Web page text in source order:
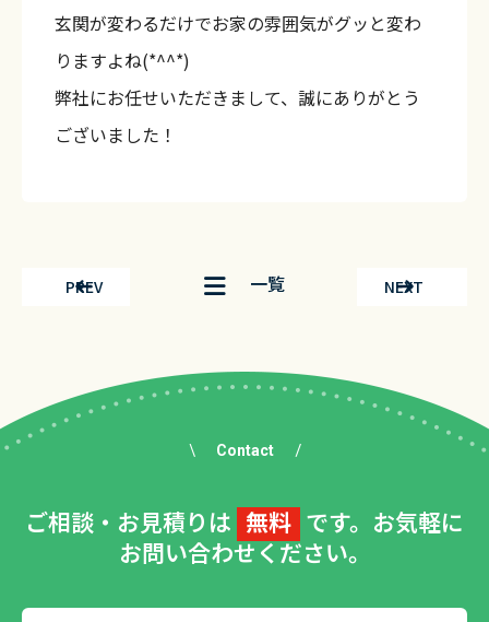
玄関が変わるだけでお家の雰囲気がグッと変わ
りますよね(*^^*)
弊社にお任せいただきまして、誠にありがとう
ございました！
PREV 一覧 NEXT
Contact
ご相談・お見積りは 無料 です。お気軽に
お問い合わせください。